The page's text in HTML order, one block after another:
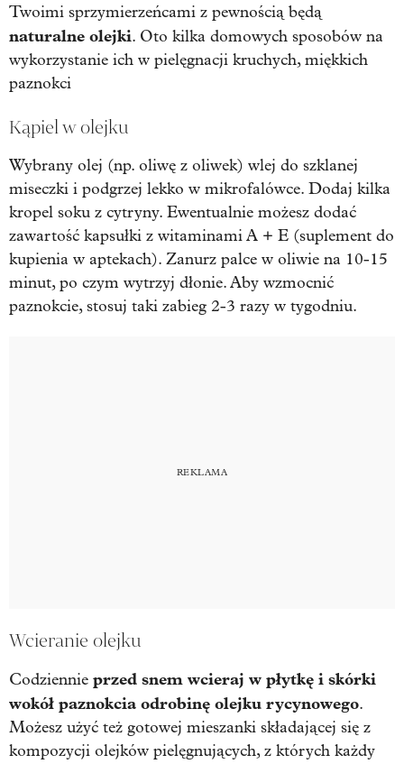
Twoimi sprzymierzeńcami z pewnością będą
naturalne olejki. Oto kilka domowych sposobów na
wykorzystanie ich w pielęgnacji kruchych, miękkich
paznokci
Kąpiel w olejku
Wybrany olej (np. oliwę z oliwek) wlej do szklanej
miseczki i podgrzej lekko w mikrofalówce. Dodaj kilka
kropel soku z cytryny. Ewentualnie możesz dodać
zawartość kapsułki z witaminami A + E (suplement do
kupienia w aptekach). Zanurz palce w oliwie na 10-15
minut, po czym wytrzyj dłonie. Aby wzmocnić
paznokcie, stosuj taki zabieg 2-3 razy w tygodniu.
Wcieranie olejku
Codziennie przed snem wcieraj w płytkę i skórki
wokół paznokcia odrobinę olejku rycynowego.
Możesz użyć też gotowej mieszanki składającej się z
kompozycji olejków pielęgnujących, z których każdy